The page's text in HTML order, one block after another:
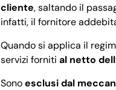
cliente, saltando il
infatti, il fornitore
Quando si applica il
servizi forniti al netto
Sonoesclusi dal